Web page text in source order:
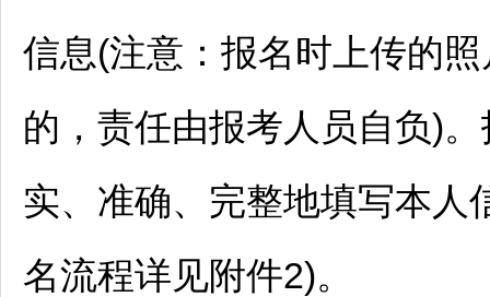
信息(注意：报名时上传的
的，责任由报考人员自负)
实、准确、完整地填写本人
名流程详见附件2)。